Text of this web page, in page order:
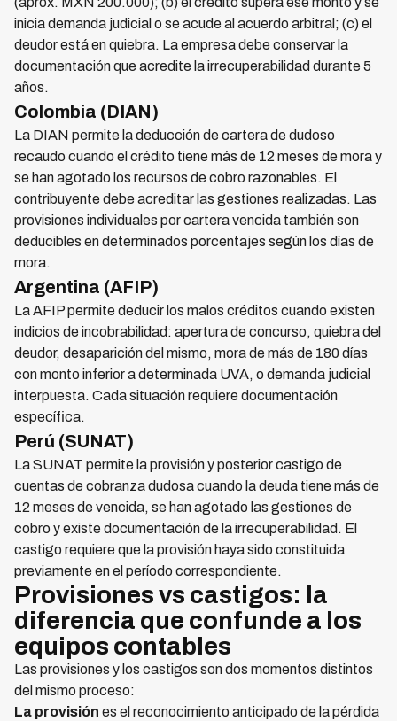
inicia demanda judicial o se acude al acuerdo arbitral; (c) el
deudor está en quiebra. La empresa debe conservar la
documentación que acredite la irrecuperabilidad durante 5
años.
Colombia (DIAN)
La DIAN permite la deducción de cartera de dudoso
recaudo cuando el crédito tiene más de 12 meses de mora y
se han agotado los recursos de cobro razonables. El
contribuyente debe acreditar las gestiones realizadas. Las
provisiones individuales por cartera vencida también son
deducibles en determinados porcentajes según los días de
mora.
Argentina (AFIP)
La AFIP permite deducir los malos créditos cuando existen
indicios de incobrabilidad: apertura de concurso, quiebra del
deudor, desaparición del mismo, mora de más de 180 días
con monto inferior a determinada UVA, o demanda judicial
interpuesta. Cada situación requiere documentación
específica.
Perú (SUNAT)
La SUNAT permite la provisión y posterior castigo de
cuentas de cobranza dudosa cuando la deuda tiene más de
12 meses de vencida, se han agotado las gestiones de
cobro y existe documentación de la irrecuperabilidad. El
castigo requiere que la provisión haya sido constituida
previamente en el período correspondiente.
Provisiones vs castigos: la
diferencia que confunde a los
equipos contables
Las provisiones y los castigos son dos momentos distintos
del mismo proceso:
La provisión es el reconocimiento anticipado de la pérdida